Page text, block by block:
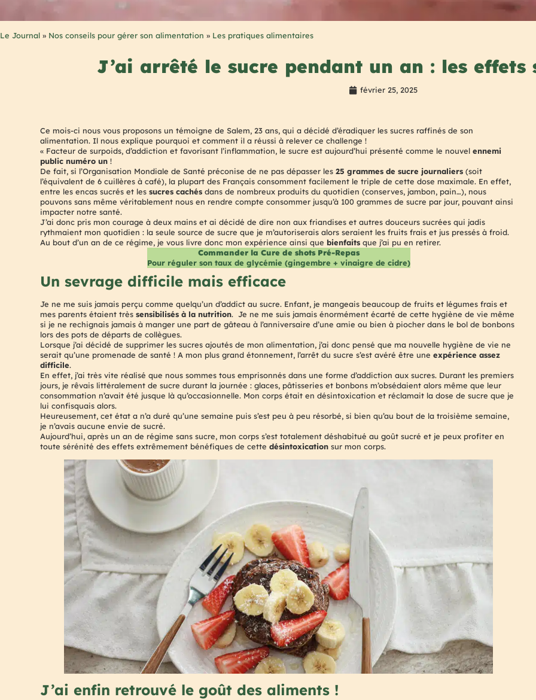
Le Journal » Nos conseils pour gérer son alimentation » Les pratiques alimentaires
J’ai arrêté le sucre pendant un an : les effets
février 25, 2025
Ce mois-ci nous vous proposons un témoigne de Salem, 23 ans, qui a décidé d’éradiquer les sucres raffinés de son
alimentation. Il nous explique pourquoi et comment il a réussi à relever ce challenge !
« Facteur de surpoids, d’addiction et favorisant l’inflammation, le sucre est aujourd’hui présenté comme le nouvel ennemi
public numéro un !
De fait, si l’Organisation Mondiale de Santé préconise de ne pas dépasser les25 grammes de sucre journaliers (soit
l’équivalent de 6 cuillères à café), la plupart des Français consomment facilement le triple de cette dose maximale. En effet,
entre les encas sucrés et lessucres cachés dans de nombreux produits du quotidien (conserves, jambon, pain…), nous
pouvons sans même véritablement nous en rendre compte consommer jusqu’à 100 grammes de sucre par jour, pouvant ainsi
impacter notre santé.
J’ai donc pris mon courage à deux mains et ai décidé de dire non aux friandises et autres douceurs sucrées qui jadis
rythmaient mon quotidien : la seule source de sucre que je m’autoriserais alors seraient les fruits frais et jus pressés à froid.
Au bout d’un an de ce régime, je vous livre donc mon expérience ainsi que bienfaitsque j’ai pu en retirer.
Commander la Cure de shots Pré-Repas
Pour réguler son taux de glycémie (gingembre + vinaigre de cidre)
Un sevrage difficile mais efficace
Je ne me suis jamais perçu comme quelqu’un d’addict au sucre. Enfant, je mangeais beaucoup de fruits et légumes frais et
mes parents étaient trèssensibilisés à la nutrition. Je ne me suis jamais énormément écarté de cette hygiène de vie même
si je ne rechignais jamais à manger une part de gâteau à l’anniversaire d’une amie ou bien à piocher dans le bol de bonbons
lors des pots de départs de collègues.
Lorsque j’ai décidé de supprimer les sucres ajoutés de mon alimentation, j’ai donc pensé que ma nouvelle hygiène de vie ne
serait qu’une promenade de santé ! A mon plus grand étonnement, l’arrêt du sucre s’est avéré être uneexpérience assez
difficile.
En effet, j’ai très vite réalisé que nous sommes tous emprisonnés dans une forme d’addiction aux sucres. Durant les premiers
jours, je rêvais littéralement de sucre durant la journée : glaces, pâtisseries et bonbons m’obsédaient alors même que leur
consommation n’avait été jusque là qu’occasionnelle. Mon corps était en désintoxication et réclamait la dose de sucre que je
lui confisquais alors.
Heureusement, cet état a n’a duré qu’une semaine puis s’est peu à peu résorbé, si bien qu’au bout de la troisième semaine,
je n’avais aucune envie de sucré.
Aujourd’hui, après un an de régime sans sucre, mon corps s’est totalement déshabitué au goût sucré et je peux profiter en
toute sérénité des effets extrêmement bénéfiques de cettedésintoxication sur mon corps.
J’ai enfin retrouvé le goût des aliments !